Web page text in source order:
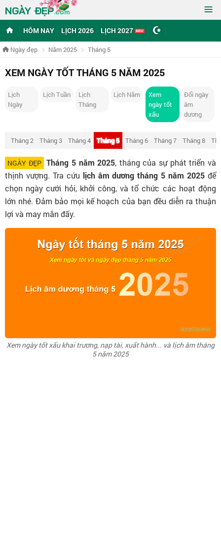
NGÀY ĐẸP.com ≡
HÔM NAY LỊCH 2026 LỊCH 2027
Ngày đẹp Năm 2025 Tháng 5
XEM NGÀY TỐT THÁNG 5 NĂM 2025
Lịch
Ngày
Lịch Tuần
Lịch
Tháng
Lịch Năm
Xem
ngày tốt
xấu
Đổi ngày
âm
dương
Tháng 2 Tháng 3 Tháng 4 Tháng 5 Tháng 6 Tháng 7 Tháng 8
NGÀY ĐẸP Tháng 5 năm 2025, tháng của sự phát triển và
thịnh vượng. Tra cứu lịch âm dương tháng 5 năm 2025 để
chọn ngày cưới hỏi, khởi công, và tổ chức các hoạt động
lớn nhé. Đảm bảo mọi kế hoạch của bạn đều diễn ra thuận
lợi và may mắn đấy.
Xem ngày tốt xấu khai trương, nạp tài, xuất hành... và lịch âm tháng
5 năm 2025